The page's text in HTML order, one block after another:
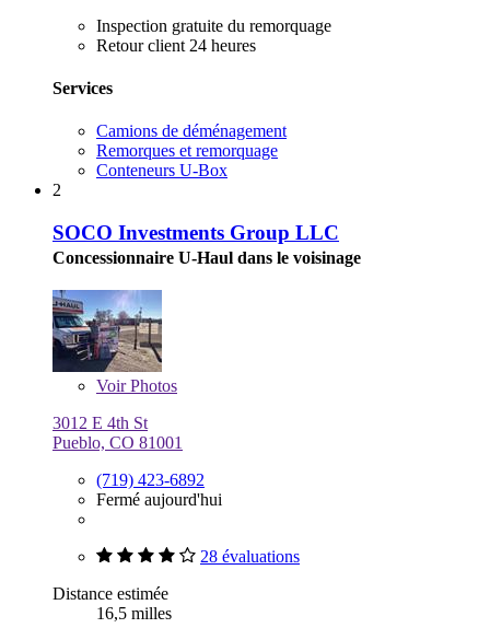
Inspection gratuite du remorquage
Retour client 24 heures
Services
Camions de déménagement
Remorques et remorquage
Conteneurs U-Box
2
SOCO Investments Group LLC
Concessionnaire U-Haul dans le voisinage
VoirPhotos
3012 E 4th St
Pueblo, CO 81001
(719) 423-6892
Fermé aujourd'hui
28 évaluations
Distance estimée
16,5 milles